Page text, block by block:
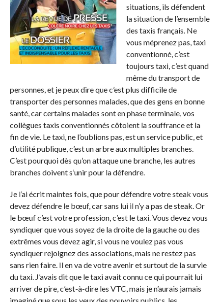
situations, ils défendent
la situation de l’ensemble
des taxis français. Ne
vous méprenez pas, taxi
conventionné, c’est
toujours taxi, c’est quand
même du transport de
personnes, et je peux dire que c’est plus difficile de
transporter des personnes malades, que des gens en bonne
santé, car certains malades sont en phase terminale, vos
collègues taxis conventionnés côtoient la souffrance et la
fin de vie. Le taxi, ne l’oublions pas, est un service public, et
d’utilité publique, c’est un arbre aux multiples branches.
C’est pourquoi dès qu’on attaque une branche, les autres
branches doivent s’unir pour la défendre.
Je l’ai écrit maintes fois, que pour défendre votre steak vous
devez défendre le bœuf, car sans lui il n’y a pas de steak. Or
le bœuf c’est votre profession, c’est le taxi. Vous devez vous
syndiquer que vous soyez de la droite de la gauche ou des
extrêmes vous devez agir, si vous ne voulez pas vous
syndiquer rejoignez des associations, mais ne restez pas
sans rien faire. Il en va de votre avenir et surtout de la survie
du taxi. J’avais dit que le taxi avait connu ce qui pourrait lui
arriver de pire, c’est-à-dire les VTC, mais je n’aurais jamais
imaginé que sous les yeux des pouvoirs publics, les